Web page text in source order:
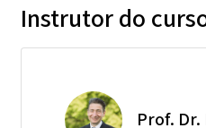
Instrutor do
Prof.